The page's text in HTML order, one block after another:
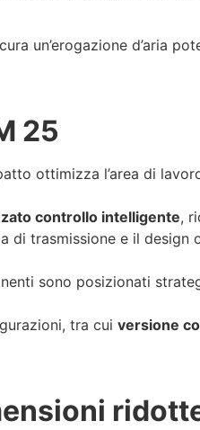
un’erogazione d’aria
25
ottimizza l’area di
controllo intelligente,
di trasmissione e il
sono posizionati
tra cui versione